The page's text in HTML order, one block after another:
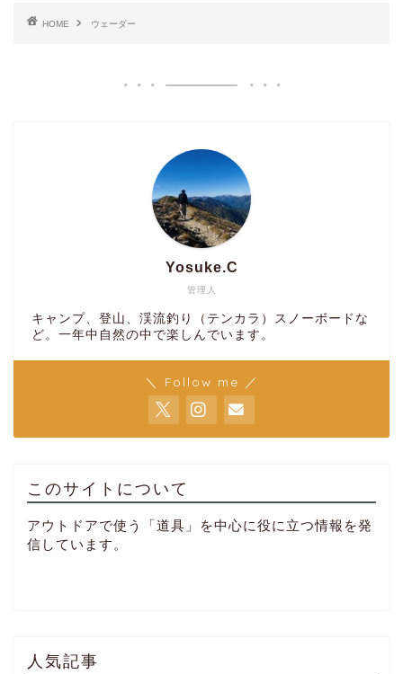
HOME ウェーダー
管理人
Yosuke.C
キャンプ、登山、渓流釣り（テンカラ）スノーボードな
ど。一年中自然の中で楽しんでいます。
＼ Follow me ／
このサイトについて
アウトドアで使う「道具」を中心に役に立つ情報を発
信しています。
人気記事